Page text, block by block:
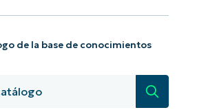
de la base de conocimientos